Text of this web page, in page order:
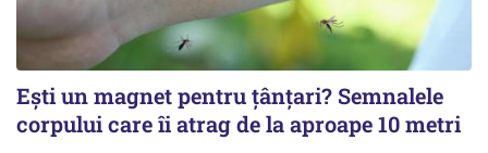
Ești un magnet pentru țânțari? Semnalele
corpului care îi atrag de la aproape 10 metri